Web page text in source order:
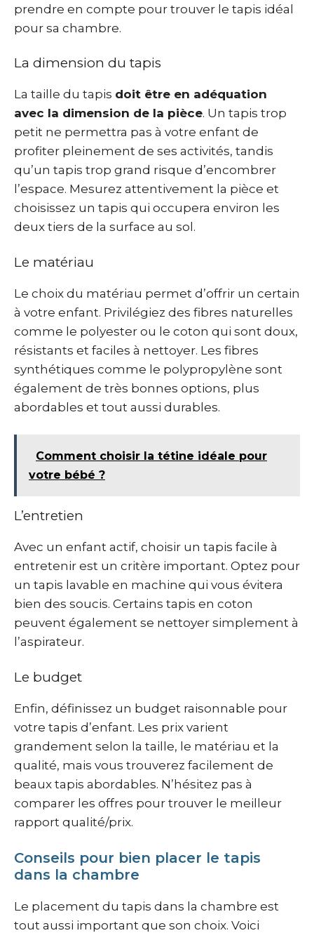
prendre en compte pour trouver le tapis idéal
pour sa chambre.
La dimension du tapis
La taille du tapis doit être en adéquation
avec la dimension de la pièce. Un tapis trop
petit ne permettra pas à votre enfant de
profiter pleinement de ses activités, tandis
qu’un tapis trop grand risque d’encombrer
l’espace. Mesurez attentivement la pièce et
choisissez un tapis qui occupera environ les
deux tiers de la surface au sol.
Le matériau
Le choix du matériau permet d’offrir un certain
à votre enfant. Privilégiez des fibres naturelles
comme le polyester ou le coton qui sont doux,
résistants et faciles à nettoyer. Les fibres
synthétiques comme le polypropylène sont
également de très bonnes options, plus
abordables et tout aussi durables.
Comment choisir la tétine idéale pour
votre bébé ?
L’entretien
Avec un enfant actif, choisir un tapis facile à
entretenir est un critère important. Optez pour
un tapis lavable en machine qui vous évitera
bien des soucis. Certains tapis en coton
peuvent également se nettoyer simplement à
l’aspirateur.
Le budget
Enfin, définissez un budget raisonnable pour
votre tapis d’enfant. Les prix varient
grandement selon la taille, le matériau et la
qualité, mais vous trouverez facilement de
beaux tapis abordables. N’hésitez pas à
comparer les offres pour trouver le meilleur
rapport qualité/prix.
Conseils pour bien placer le tapis
dans la chambre
Le placement du tapis dans la chambre est
tout aussi important que son choix. Voici